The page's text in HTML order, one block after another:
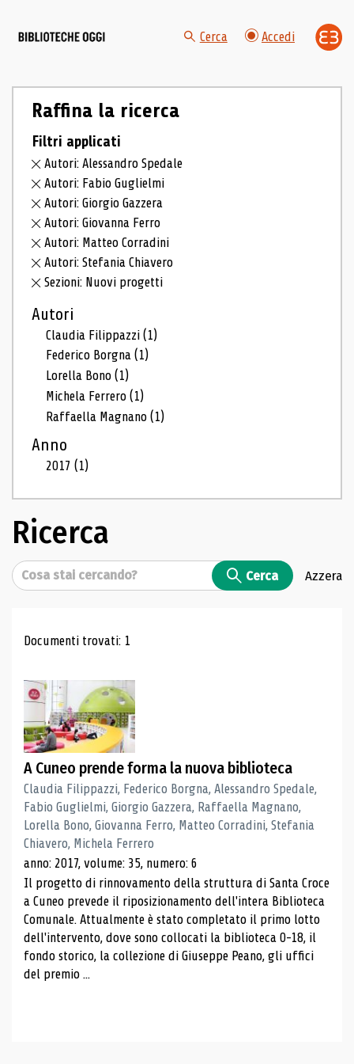
Cerca Accedi
Raffina la ricerca
Filtri applicati
Autori: Alessandro Spedale
Autori: Fabio Guglielmi
Autori: Giorgio Gazzera
Autori: Giovanna Ferro
Autori: Matteo Corradini
Autori: Stefania Chiavero
Sezioni: Nuovi progetti
Autori
Claudia Filippazzi(1)
Federico Borgna(1)
Lorella Bono(1)
Michela Ferrero(1)
Raffaella Magnano(1)
Anno
2017(1)
Ricerca
Cerca Cerca Azzera
Risultati di ricerca
Documenti trovati: 1
A Cuneo prende forma la nuova biblioteca
Claudia Filippazzi, Federico Borgna, Alessandro Spedale,
Fabio Guglielmi, Giorgio Gazzera, Raffaella Magnano,
Lorella Bono, Giovanna Ferro, Matteo Corradini, Stefania
Chiavero, Michela Ferrero
anno: 2017, volume: 35, numero: 6
Il progetto di rinnovamento della struttura di Santa Croce
a Cuneo prevede il riposizionamento dell'intera Biblioteca
Comunale. Attualmente è stato completato il primo lotto
dell'intervento, dove sono collocati la biblioteca 0-18, il
fondo storico, la collezione di Giuseppe Peano, gli uffici
del premio ...